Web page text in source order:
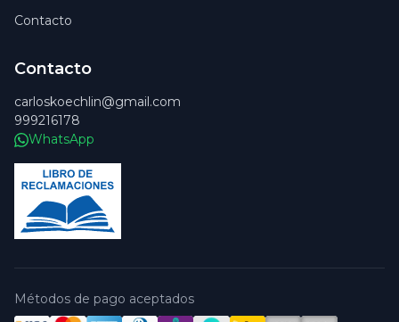
Contacto
Contacto
carloskoechlin@gmail.com
999216178
WhatsApp
Métodos de pago aceptados